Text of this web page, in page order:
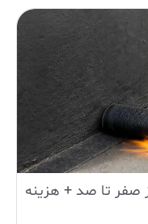
صفر تا صد + هزینه